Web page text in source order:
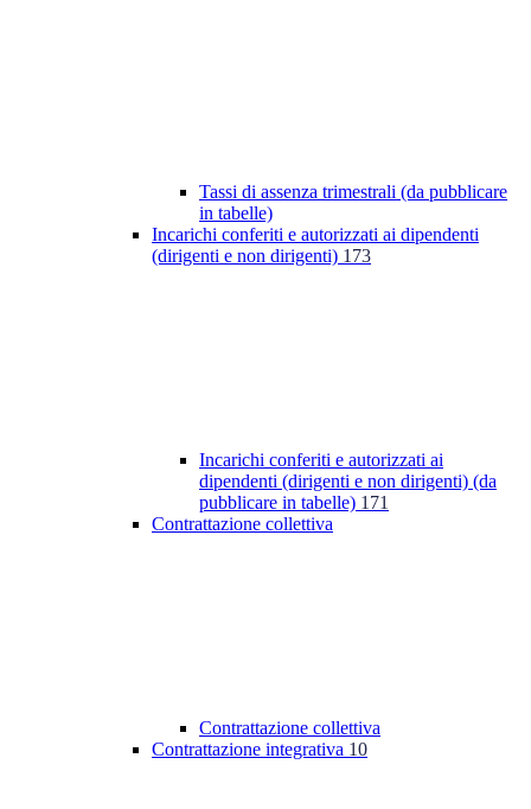
Tassi di assenza trimestrali (da pubblicare
in tabelle)
Incarichi conferiti e autorizzati ai dipendenti
(dirigenti e non dirigenti) 173
Incarichi conferiti e autorizzati ai
dipendenti (dirigenti e non dirigenti) (da
pubblicare in tabelle) 171
Contrattazione collettiva
Contrattazione collettiva
Contrattazione integrativa 10